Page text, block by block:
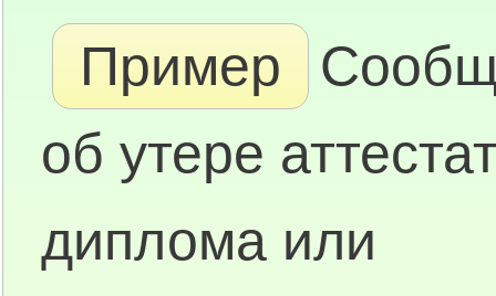
Пример
об утере
диплома или